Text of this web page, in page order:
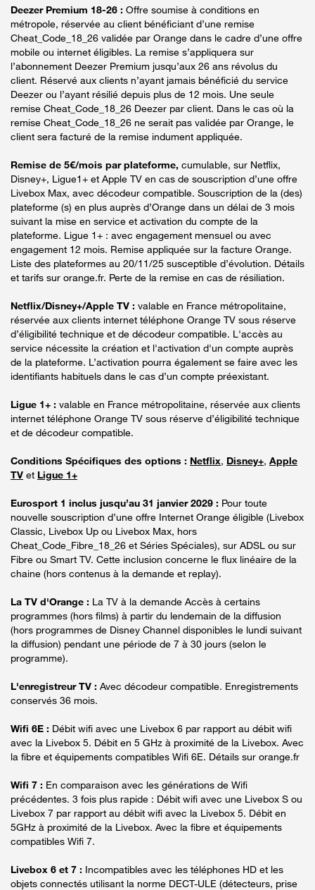
Deezer Premium 18-26 : Offre soumise à conditions en
métropole, réservée au client bénéficiant d’une remise
Cheat_Code_18_26 validée par Orange dans le cadre d’une offre
mobile ou internet éligibles. La remise s’appliquera sur
l’abonnement Deezer Premium jusqu’aux 26 ans révolus du
client. Réservé aux clients n’ayant jamais bénéficié du service
Deezer ou l’ayant résilié depuis plus de 12 mois. Une seule
remise Cheat_Code_18_26 Deezer par client. Dans le cas où la
remise Cheat_Code_18_26 ne serait pas validée par Orange, le
client sera facturé de la remise indument appliquée.
Remise de 5€/mois par plateforme, cumulable, sur Netflix,
Disney+, Ligue1+ et Apple TV en cas de souscription d’une offre
Livebox Max, avec décodeur compatible. Souscription de la (des)
plateforme (s) en plus auprès d’Orange dans un délai de 3 mois
suivant la mise en service et activation du compte de la
plateforme. Ligue 1+ : avec engagement mensuel ou avec
engagement 12 mois. Remise appliquée sur la facture Orange.
Liste des plateformes au 20/11/25 susceptible d’évolution. Détails
et tarifs sur orange.fr. Perte de la remise en cas de résiliation.
Netflix/Disney+/Apple TV : valable en France métropolitaine,
réservée aux clients internet téléphone Orange TV sous réserve
d’éligibilité technique et de décodeur compatible. L'accès au
service nécessite la création et l'activation d'un compte auprès
de la plateforme. L’activation pourra également se faire avec les
identifiants habituels dans le cas d’un compte préexistant.
Ligue 1+ : valable en France métropolitaine, réservée aux clients
internet téléphone Orange TV sous réserve d’éligibilité technique
et de décodeur compatible.
Conditions Spécifiques des options : Netflix, Disney+, Apple
TV et Ligue 1+
Eurosport 1 inclus jusqu’au 31 janvier 2029 : Pour toute
nouvelle souscription d’une offre Internet Orange éligible (Livebox
Classic, Livebox Up ou Livebox Max, hors
Cheat_Code_Fibre_18_26 et Séries Spéciales), sur ADSL ou sur
Fibre ou Smart TV. Cette inclusion concerne le flux linéaire de la
chaine (hors contenus à la demande et replay).
La TV d'Orange : La TV à la demande Accès à certains
programmes (hors films) à partir du lendemain de la diffusion
(hors programmes de Disney Channel disponibles le lundi suivant
la diffusion) pendant une période de 7 à 30 jours (selon le
programme).
L'enregistreur TV : Avec décodeur compatible. Enregistrements
conservés 36 mois.
Wifi 6E : Débit wifi avec une Livebox 6 par rapport au débit wifi
avec la Livebox 5. Débit en 5 GHz à proximité de la Livebox. Avec
la fibre et équipements compatibles Wifi 6E. Détails sur orange.fr
Wifi 7 : En comparaison avec les générations de Wifi
précédentes. 3 fois plus rapide : Débit wifi avec une Livebox S ou
Livebox 7 par rapport au débit wifi avec la Livebox 5. Débit en
5GHz à proximité de la Livebox. Avec la fibre et équipements
compatibles Wifi 7.
Livebox 6 et 7 : Incompatibles avec les téléphones HD et les
objets connectés utilisant la norme DECT-ULE (détecteurs, prise